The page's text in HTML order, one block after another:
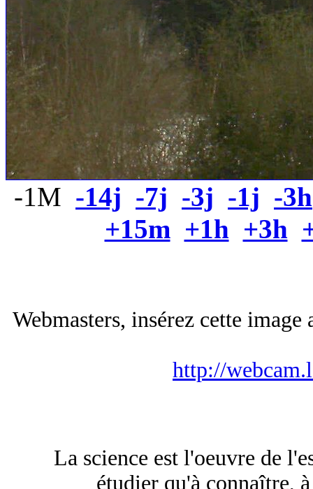
-1M -14j -7j -3j -1j -3h
+15m +1h +3h
Webmasters, insérez cette
http://
La science est l'oeuvre de
étudier qu'à connaître,